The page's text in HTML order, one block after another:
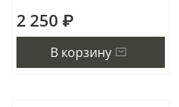
2 250 ₽
В корзину